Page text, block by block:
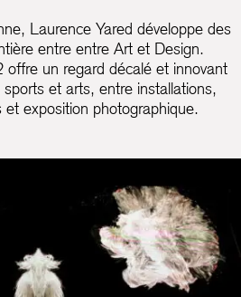
Laurence Yared développe des
entre entre Art et Design.
un regard décalé et innovant
et arts, entre installations,
et exposition photographique.